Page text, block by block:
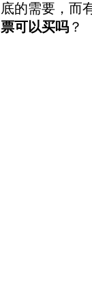
底的需要，而
票可以买吗 ？